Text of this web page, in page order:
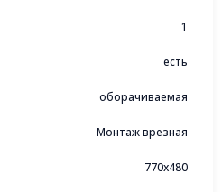
1
есть
оборачиваемая
Монтаж врезная
770x480